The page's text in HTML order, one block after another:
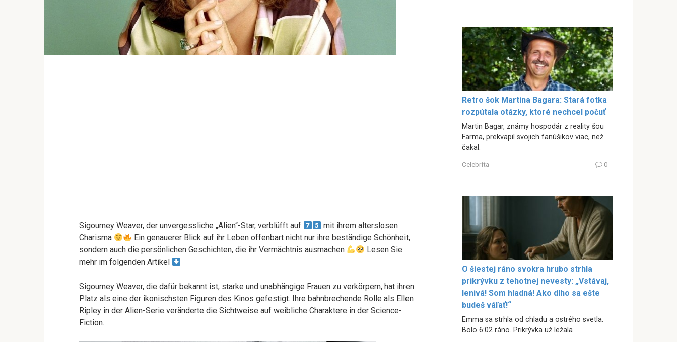
Sigourney Weaver, der unvergessliche „Alien“-Star, verblüfft auf
mit ihrem alterslosen
Charisma
Ein genauerer Blick auf ihr Leben offenbart nicht nur ihre beständige Schönheit,
sondern auch die persönlichen Geschichten, die ihr Vermächtnis ausmachen
Lesen Sie
mehr im folgenden Artikel
Sigourney Weaver, die dafür bekannt ist, starke und unabhängige Frauen zu verkörpern, hat ihren
Platz als eine der ikonischsten Figuren des Kinos gefestigt. Ihre bahnbrechende Rolle als Ellen
Ripley in der Alien-Serie veränderte die Sichtweise auf weibliche Charaktere in der Science-
Fiction.
Retro šok Martina Bagara: Stará fotka
rozpútala otázky, ktoré nechcel počuť
Martin Bagar, známy hospodár z reality šou
Farma, prekvapil svojich fanúšikov viac, než
čakal.
Celebrita 0
O šiestej ráno svokra hrubo strhla
prikrývku z tehotnej nevesty: „Vstávaj,
lenivá! Som hladná! Ako dlho sa ešte
budeš váľať!“
Emma sa strhla od chladu a ostrého svetla.
Bolo 6:02 ráno. Prikrývka už ležala